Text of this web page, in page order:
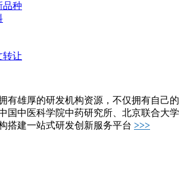
品种
转让
有雄厚的研发机构资源，不仅拥有自己的
国中医科学院中药研究所、北京联合大学
搭建一站式研发创新服务平台 >>>